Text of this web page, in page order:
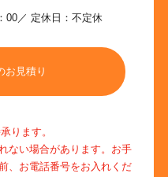
00／ 定休日：不定休
お見積り
ります。
ない場合があります。お手
、お電話番号をお入れくだ